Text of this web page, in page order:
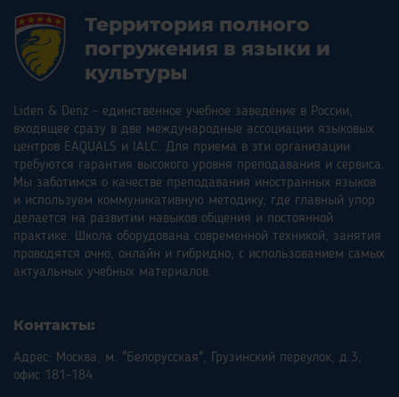
Территория полного
погружения в языки и
культуры
Liden & Denz - единственное учебное заведение в России,
входящее сразу в две международные ассоциации языковых
центров EAQUALS и IALC. Для приема в эти организации
требуются гарантия высокого уровня преподавания и сервиса.
Мы заботимся о качестве преподавания иностранных языков
и используем коммуникативную методику, где главный упор
делается на развитии навыков общения и постоянной
практике. Школа оборудована современной техникой, занятия
проводятся очно, онлайн и гибридно, с использованием самых
актуальных учебных материалов.
Контакты:
Адрес: Москва, м. "Белорусская", Грузинский переулок, д.3,
офис 181-184